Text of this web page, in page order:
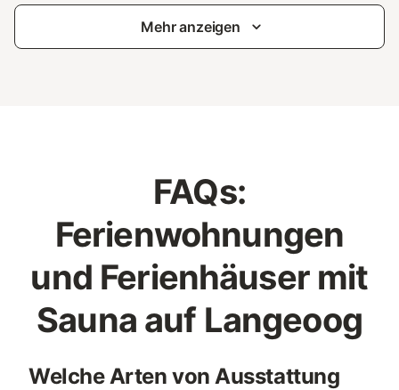
Mehr anzeigen
FAQs:
Ferienwohnungen
und Ferienhäuser mit
Sauna auf Langeoog
Welche Arten von Ausstattung